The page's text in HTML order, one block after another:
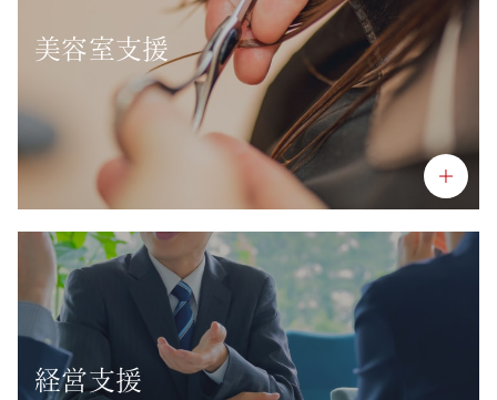
美容室支援
経営支援